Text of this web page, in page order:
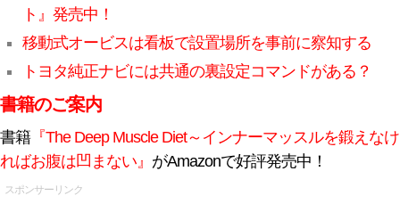
ト』発売中！
移動式オービスは看板で設置場所を事前に察知する
トヨタ純正ナビには共通の裏設定コマンドがある？
書籍のご案内
書籍『The Deep Muscle Diet～インナーマッスルを鍛えなけ
ればお腹は凹まない』 がAmazonで好評発売中！
スポンサーリンク